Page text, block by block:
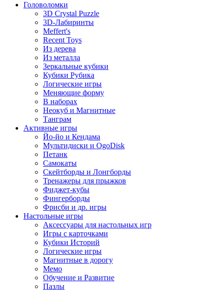
Головоломки
3D Crystal Puzzle
3D-Лабиринты
Meffert's
Recent Toys
Из дерева
Из металла
Зеркальные кубики
Кубики Рубика
Логические игры
Меняющие форму
В наборах
Неокуб и Магнитные
Танграм
Активные игры
Йо-йо и Кендама
Мультидиски и OgoDisk
Петанк
Самокаты
Скейтборды и Лонгборды
Тренажеры для прыжков
Фиджет-кубы
Фингерборды
Фрисби и др. игры
Настольные игры
Аксессуары для настольных игр
Игры с карточками
Кубики Историй
Логические игры
Магнитные в дорогу
Мемо
Обучение и Развитие
Пазлы